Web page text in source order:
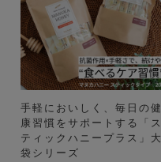
手軽においしく、毎日の健
康習慣をサポートする「ス
ティックハニープラス」大
袋シリーズ